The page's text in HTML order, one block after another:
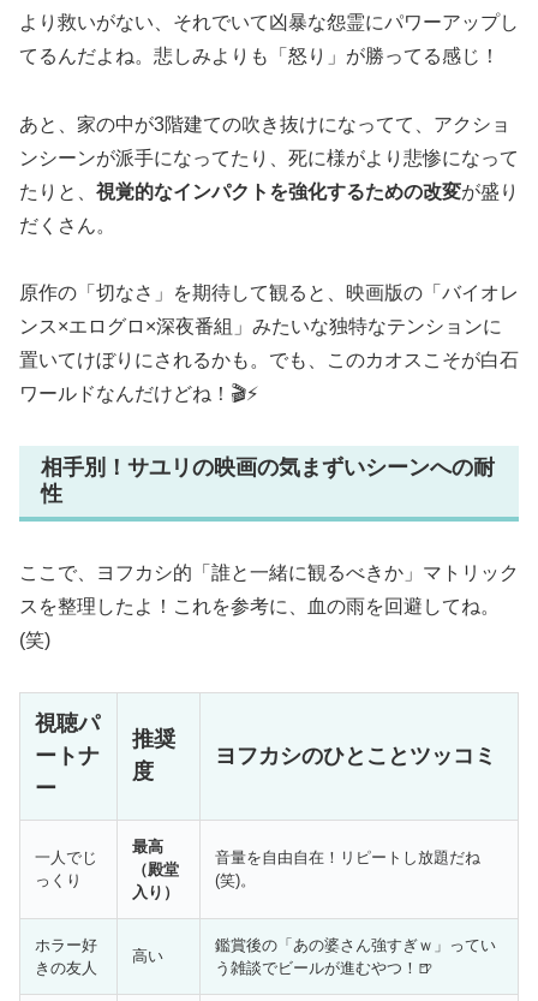
より救いがない、それでいて凶暴な怨霊にパワーアップし
てるんだよね。悲しみよりも「怒り」が勝ってる感じ！
あと、家の中が3階建ての吹き抜けになってて、アクショ
ンシーンが派手になってたり、死に様がより悲惨になって
たりと、 視覚的なインパクトを強化するための改変が盛り
だくさん。
原作の「切なさ」を期待して観ると、映画版の「バイオレ
ンス×エログロ×深夜番組」みたいな独特なテンションに
置いてけぼりにされるかも。でも、このカオスこそが白石
ワールドなんだけどね！🎬⚡
相手別！サユリの映画の気まずいシーンへの耐
性
ここで、ヨフカシ的「誰と一緒に観るべきか」マトリック
スを整理したよ！これを参考に、血の雨を回避してね。
(笑)
視聴パ
ートナ
ー
推奨
度
ヨフカシのひとことツッコミ
一人でじ
っくり
最高
（殿堂
入り）
音量を自由自在！リピートし放題だね
(笑)。
ホラー好
きの友人
高い
鑑賞後の「あの婆さん強すぎｗ」ってい
う雑談でビールが進むやつ！🍺